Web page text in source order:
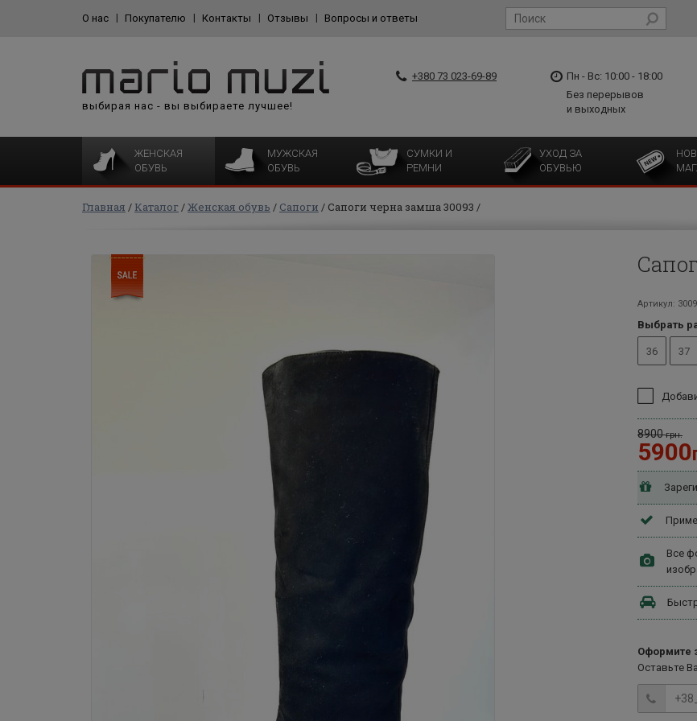
О нас Покупателю Контакты Отзывы Вопросы и ответы
выбирая нас - вы выбираете лучшее!
+380 73 023-69-89
Пн - Вс: 10:00 - 18:00
Без перерывов
и выходных
ЖЕНСКАЯ
ОБУВЬ
МУЖСКАЯ
ОБУВЬ
СУМКИ И
РЕМНИ
УХОД ЗА
ОБУВЬЮ
Главная Каталог Женская обувь Сапоги Сапоги черна замша 30093
Артикул:
Выбрать
36 37
8900грн.
5900
Все
Оформите
Оставьте